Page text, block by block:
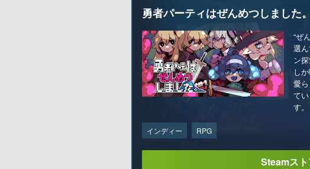
勇者パーティはぜんめつしました。
“ぜ
選
ン
し
愛
て
す。
インディー RPG
Steamス